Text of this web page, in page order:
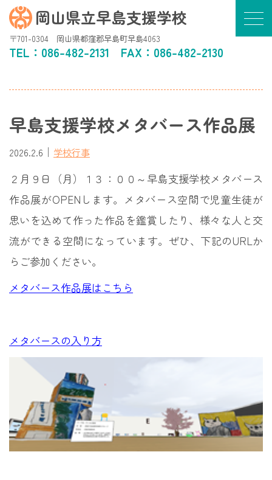
岡山県立早島支援学校
〒701-0304 岡山県都窪郡早島町早島4063
TEL： 086-482-2131 FAX：086-482-2130
早島支援学校メタバース作品展
2026.2.6 ｜ 学校行事
２月９日（月）１３：００～早島支援学校メタバース
作品展がOPENします。メタバース空間で児童生徒が
思いを込めて作った作品を鑑賞したり、様々な人と交
流ができる空間になっています。ぜひ、下記のURLか
らご参加ください。
メタバース作品展はこちら
メタバースの入り方